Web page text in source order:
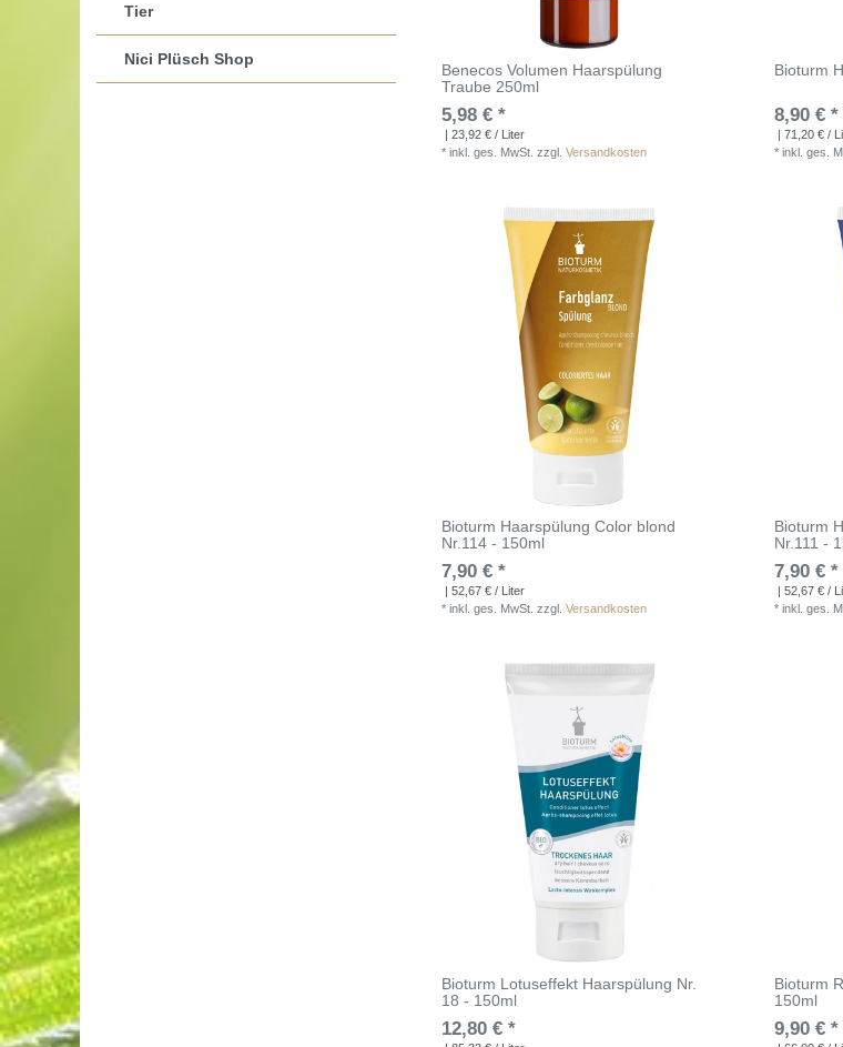
Tier
Nici Plüsch Shop
Benecos Volumen Haarspülung
Traube 250ml
5,98 € *
| 23,92 € / Liter
*inkl. ges. MwSt. zzgl.Versandkosten
Bioturm
8,90 € *
| 71,20 € /
*inkl. ges.
Bioturm Haarspülung Color blond
Nr.114 - 150ml
7,90 € *
| 52,67 € / Liter
*inkl. ges. MwSt. zzgl.Versandkosten
Bioturm
Nr.111 -
7,90 € *
| 52,67 € /
*inkl. ges.
Bioturm Lotuseffekt Haarspülung Nr.
18 - 150ml
12,80 € *
Bioturm
150ml
9,90 € *